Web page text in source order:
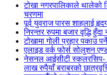
टोखा नगरपालिकाले थालेको
चरणमा
पूर्व युवराज पारस शाहलाई
निरन्तर रुपमा बजार वृद्धि
टोखामा गोली प्रहार पकाउ
एलाइड वर्क फोर्स सोलुशन
नेसनल आईसीटी स्कलरसिप-
लाख रुपैयाँ बराबरको